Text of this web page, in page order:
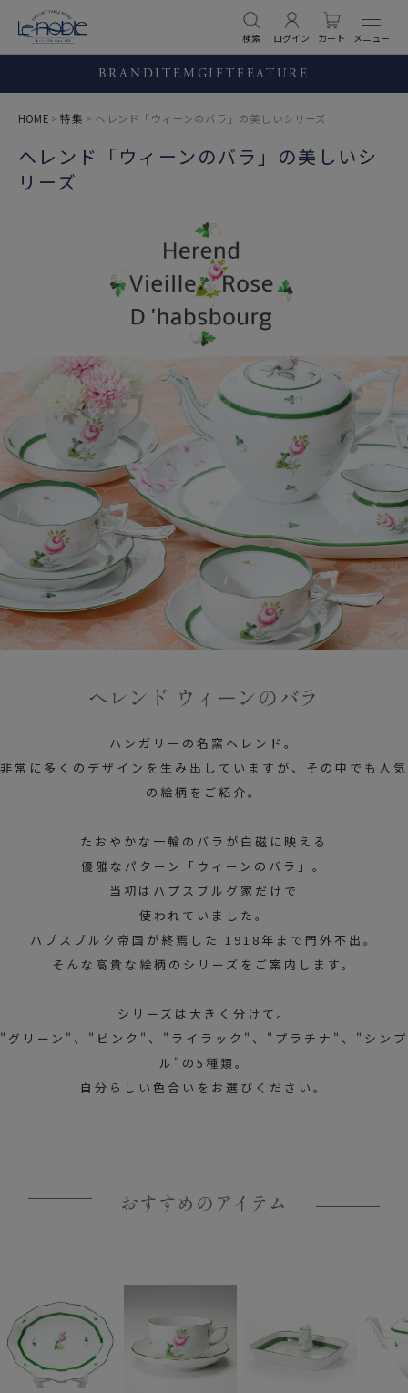
検索 ログイン カート
BRANDITEM GIFT FEATURE
HOME 特集 ヘレンド「ウィーンのバラ」の美しいシリーズ
ヘレンド「ウィーンのバラ」の美しいシ
リーズ
ヘレンド ウィーンのバラ
ハンガリーの名窯ヘレンド。
非常に多くのデザインを生み出していますが、その中でも人気
の絵柄をご紹介。
たおやかな一輪のバラが白磁に映える
優雅なパターン「ウィーンのバラ」。
当初はハプスブルグ家だけで
使われていました。
ハプスブルク帝国が終焉した 1918年まで門外不出。
そんな高貴な絵柄のシリーズをご案内します。
シリーズは大きく分けて。
"グリーン"、"ピンク"、"ライラック"、"プラチナ"、"シンプ
ル"の5種類。
自分らしい色合いをお選びください。
おすすめのアイテム